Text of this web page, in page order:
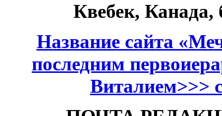
Квебек,
Название сайта
последним
Виталием>>>